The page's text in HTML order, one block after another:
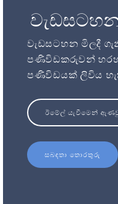
වැඩසටහන මිලදී
පණිවිඩකරුවන්
පණිවිඩයක් ලිවිය
ඊමේල් යැවීමෙන්
සබඳතා තොරතුරු